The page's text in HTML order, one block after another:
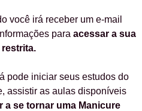
você irá receber um e-mail
para acessar a sua
restrita.
pode iniciar seus estudos do
assistir as aulas disponíveis
a se tornar uma Manicure